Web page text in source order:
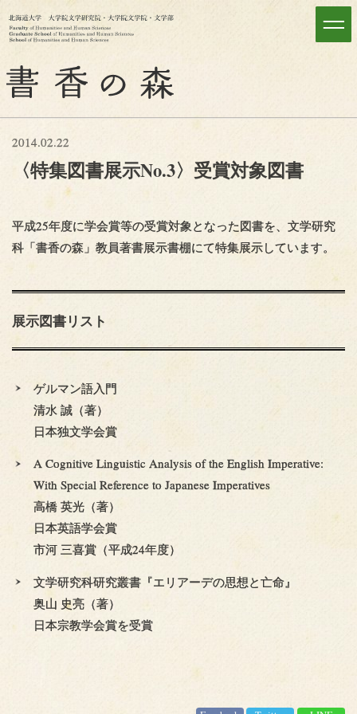
2014.02.22
〈特集図書展示No.3〉 受賞対象図書
平成25年度に学会賞等の受賞対象となった図書を、文学研究
科「書香の森」教員著書展示書棚にて特集展示しています。
展示図書リスト
ゲルマン語入門
清水 誠（著）
日本独文学会賞
A Cognitive Linguistic Analysis of the English Imperative:
With Special Reference to Japanese Imperatives
高橋 英光（著）
日本英語学会賞
市河 三喜賞（平成24年度）
文学研究科研究叢書『エリアーデの思想と亡命』
奥山 史亮（著）
日本宗教学会賞を受賞